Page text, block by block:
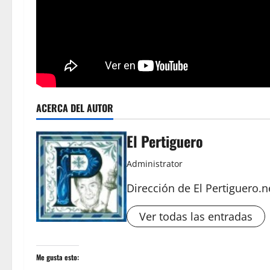
ACERCA DEL AUTOR
El Pertiguero
Administrator
Dirección de El
Ver todas las entradas
Me gusta esto: